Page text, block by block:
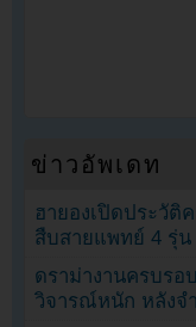
ข่าวอัพเดท
ฮายองเปิดประวัติ
สืบสายแพทย์ 4 รุ่น
ดราม่างานครบรอ
วิจารณ์หนัก หลังจ